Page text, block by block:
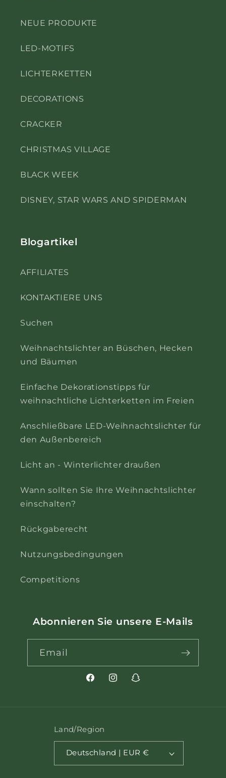
NEUE PRODUKTE
LED-MOTIFS
LICHTERKETTEN
DECORATIONS
CRACKER
CHRISTMAS VILLAGE
BLACK WEEK
DISNEY, STAR WARS AND SPIDERMAN
Blogartikel
AFFILIATES
KONTAKTIERE UNS
Suchen
Weihnachtslichter an Büschen, Hecken
und Bäumen
Einfache Dekorationstipps für
weihnachtliche Lichterketten im Freien
Anschließbare LED-Weihnachtslichter für
den Außenbereich
Licht an - Winterlichter draußen
Wann sollten Sie Ihre Weihnachtslichter
einschalten?
Rückgaberecht
Nutzungsbedingungen
Competitions
Abonnieren Sie unsere E-Mails
Email
FacebookInstagramSnapchat
Land/Region
Deutschland | EUR €